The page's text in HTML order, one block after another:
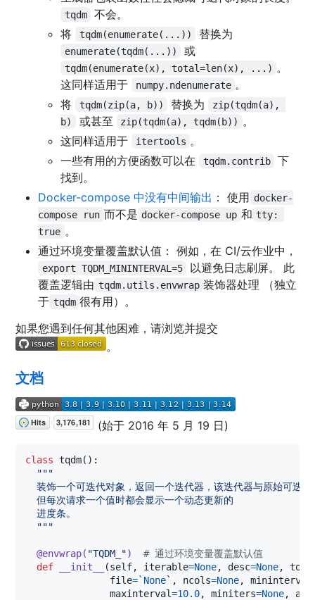
tqdm
不会。
将
tqdm(enumerate(...)) 替换为
enumerate(tqdm(...)) 或
tqdm(enumerate(x), total=len(x), ...) 。
这同样适用于
numpy.ndenumerate 。
将
tqdm(zip(a, b)) 替换为
zip(tqdm(a),
b)
或甚至 zip(tqdm(a), tqdm(b))
。
这同样适用于
itertools 。
一些有用的方便函数可以在
tqdm.contrib
下
找到。
Docker-compose 中没有中间输出 ： 使用 docker-
compose run 而不是 docker-compose up 和 tty:
true 。
通过环境变量覆盖默认值： 例如，在 CI/云作业中，
export TQDM_MININTERVAL=5
以避免日志刷屏。 此
覆盖逻辑由 tqdm.utils.envwrap 装饰器处理 （独立
于 tqdm 很有用）。
如果您遇到任何其他困难，请浏览并提交
。
文档
(始于 2016 年 5 月 19 日)
class tqdm():
"""
装饰一个可迭代对象，返回一个迭代器，该迭代器与原始可迭
  但每次请求一个值时都会显示一个动态更新的
  进度条。
  """
@envwrap( "TQDM_") # 通过环境变量覆盖默认值
def
__init__ (self, iterable=None, desc=None,
file=` None`, ncols=None, mininterval
maxinterval=10.0, miniters=None,